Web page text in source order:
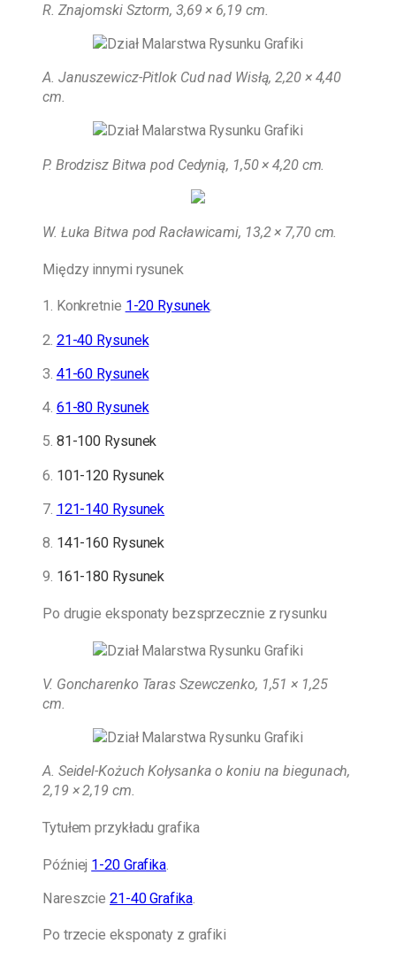
R. Znajomski Sztorm, 3,69 × 6,19 cm
A. Januszewicz-Pitlok Cud nad Wisłą, 2,20 × 4,40
cm.
P. Brodzisz Bitwa pod Cedynią, 1,50 × 4,20 cm.
W. Łuka Bitwa pod Racławicami, 13,2 × 7,70 cm.
Między innymi rysunek
1. Konkretnie 1-20 Rysunek.
2. 21-40 Rysunek
3. 41-60 Rysunek
4. 61-80 Rysunek
5. 81-100 Rysunek
6. 101-120 Rysunek
7. 121-140 Rysunek
8. 141-160 Rysunek
9. 161-180 Rysunek
Po drugie eksponaty bezsprzecznie z rysunku
V. Goncharenko Taras Szewczenko, 1,51 × 1,25
cm.
A. Seidel-Kożuch Kołysanka o koniu na biegunach,
2,19 × 2,19 cm.
Tytułem przykładu grafika
Później 1-20 Grafika
Nareszcie21-40 Grafika.
Po trzecie eksponaty z grafiki